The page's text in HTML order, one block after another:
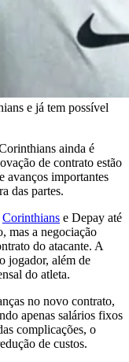
e já tem possível
ainda é
de contrato estão
avanços importantes
das partes.
Corinthians e Depay até
mas a negociação
do atacante. A
jogador, além de
do atleta.
no novo contrato,
apenas salários fixos
complicações, o
de custos.